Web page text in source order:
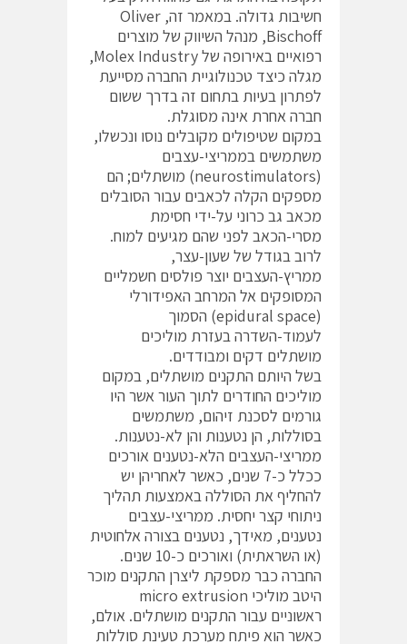
חשיבות גדולה. במאמר זה, Oliver
Bischoff, מנהל השיווק של מוצרים
רפואיים באירופה של Molex Industry,
מגלה כיצד טכנולוגיית החברה מסייעת
לפתרון בעיות בתחום זה בדרך ששום
חברה אחרת אינה מסוגלת.
במקום שטיפולים מקובלים נוסו ונכשלו,
משתמשים בממריצי-עצבים
(neurostimulators) מושתלים; הם
מספקים הקלה לכאבים עבור הסובלים
מכאב גב כרוני על-ידי חסימת
מסרי-הכאב לפני שהם מגיעים למוח.
לרוב בגודל של שעון-עצר,
ממריץ-העצבים יוצר פולסים חשמליים
המסופקים אל המרחב האפידורלי
(epidural space) הסמוך
לעמוד-השדרה בעזרת מוליכים
מושתלים דקים ומבודדים.
בשל היותם התקנים מושתלים, במקום
מוליכים החודרים לתוך העור אשר היו
גורמים לסכנת זיהום, משתמשים
בסוללות, הן נטענות והן לא-נטענות.
ממריצי-העצבים הלא-נטענים אורכים
ככלל כ-7 שנים, כאשר לאחריהן יש
להחליף את הסוללה באמצעות תהליך
ניתוחי קצר יחסית. ממריצי-עצבים
נטענים, מאידך, נטענים בצורה אלחוטית
(או השראתית) ואורכים כ-10 שנים.
החברה כבר מספקת ליצרן התקנים מוכר
היטב מוליכי micro extrusion
ראשוניים עבור התקנים מושתלים. אולם,
כאשר הוא פיתח מערכת טעינת סוללות